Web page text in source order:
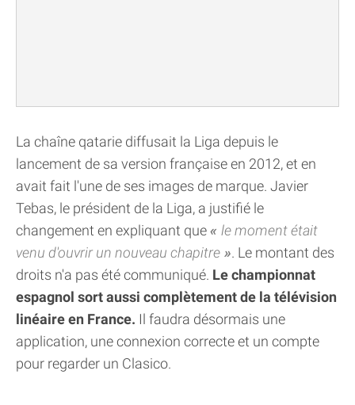
La chaîne qatarie diffusait la Liga depuis le
lancement de sa version française en 2012, et en
avait fait l'une de ses images de marque. Javier
Tebas, le président de la Liga, a justifié le
changement en expliquant que
le moment était
venu d'ouvrir un nouveau chapitre
. Le montant des
droits n'a pas été communiqué. Le championnat
espagnol sort aussi complètement de la télévision
linéaire en France. Il faudra désormais une
application, une connexion correcte et un compte
pour regarder un Clasico.